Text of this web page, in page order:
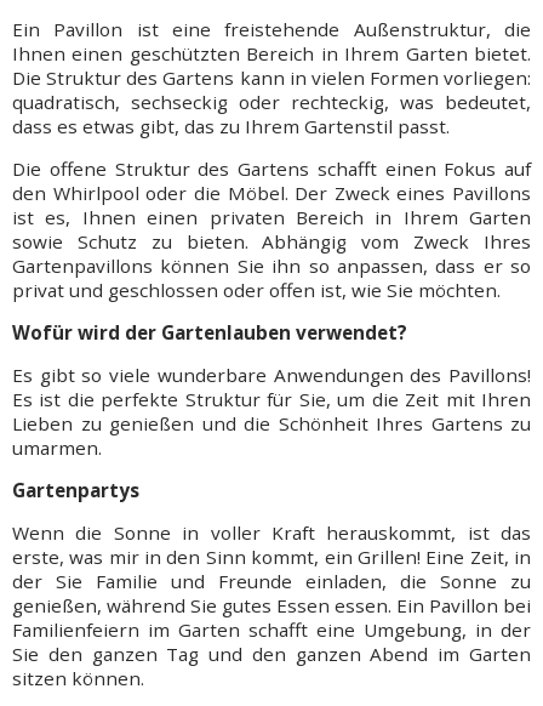
Ein Pavillon ist eine freistehende Außenstruktur, die
Ihnen einen geschützten Bereich in Ihrem Garten bietet.
Die Struktur des Gartens kann in vielen Formen vorliegen:
quadratisch, sechseckig oder rechteckig, was bedeutet,
dass es etwas gibt, das zu Ihrem Gartenstil passt.
Die offene Struktur des Gartens schafft einen Fokus auf
den Whirlpool oder die Möbel. Der Zweck eines Pavillons
ist es, Ihnen einen privaten Bereich in Ihrem Garten
sowie Schutz zu bieten. Abhängig vom Zweck Ihres
Gartenpavillons können Sie ihn so anpassen, dass er so
privat und geschlossen oder offen ist, wie Sie möchten.
Wofür wird der Gartenlauben verwendet?
Es gibt so viele wunderbare Anwendungen des Pavillons!
Es ist die perfekte Struktur für Sie, um die Zeit mit Ihren
Lieben zu genießen und die Schönheit Ihres Gartens zu
umarmen.
Gartenpartys
Wenn die Sonne in voller Kraft herauskommt, ist das
erste, was mir in den Sinn kommt, ein Grillen! Eine Zeit, in
der Sie Familie und Freunde einladen, die Sonne zu
genießen, während Sie gutes Essen essen. Ein Pavillon bei
Familienfeiern im Garten schafft eine Umgebung, in der
Sie den ganzen Tag und den ganzen Abend im Garten
sitzen können.